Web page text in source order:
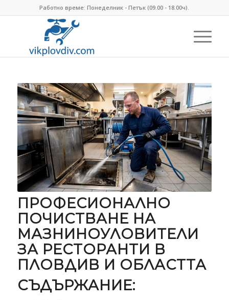
Работно време: Понеделник - Петък (09.00 - 18.00ч).
ПРОФЕСИОНАЛНО
ПОЧИСТВАНЕ НА
МАЗНИНОУЛОВИТЕЛИ
ЗА РЕСТОРАНТИ В
ПЛОВДИВ И ОБЛАСТТА
СЪДЪРЖАНИЕ: